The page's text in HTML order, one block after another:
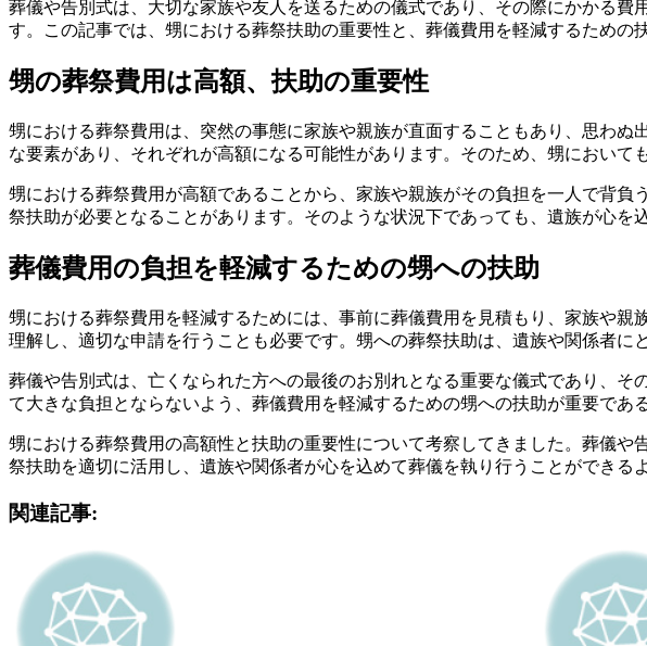
葬儀や告別式は、大切な家族や友人を送るための儀式であり、その際にかかる
す。この記事では、甥における葬祭扶助の重要性と、葬儀費用を軽減するための
甥の葬祭費用は高額、扶助の重要性
甥における葬祭費用は、突然の事態に家族や親族が直面することもあり、思わ
な要素があり、それぞれが高額になる可能性があります。そのため、甥において
甥における葬祭費用が高額であることから、家族や親族がその負担を一人で背
祭扶助が必要となることがあります。そのような状況下であっても、遺族が心を
葬儀費用の負担を軽減するための甥への扶助
甥における葬祭費用を軽減するためには、事前に葬儀費用を見積もり、家族や
理解し、適切な申請を行うことも必要です。甥への葬祭扶助は、遺族や関係者
葬儀や告別式は、亡くなられた方への最後のお別れとなる重要な儀式であり、
て大きな負担とならないよう、葬儀費用を軽減するための甥への扶助が重要であ
甥における葬祭費用の高額性と扶助の重要性について考察してきました。葬儀
祭扶助を適切に活用し、遺族や関係者が心を込めて葬儀を執り行うことができ
関連記事: